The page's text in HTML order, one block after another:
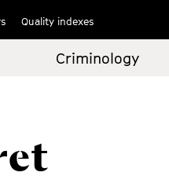
Quality indexes
Criminology